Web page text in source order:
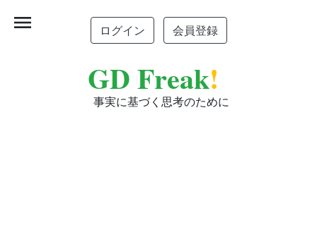
ログイン 会員登録
GD Freak!
事実に基づく思考のために
menu